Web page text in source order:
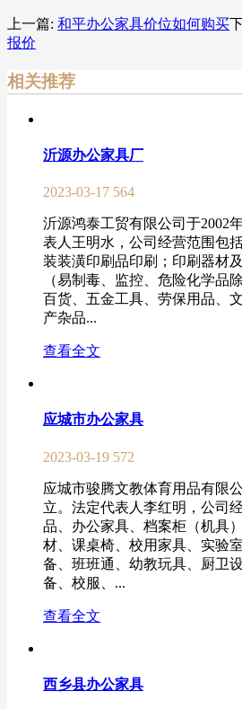
上一篇: 和平办公家具价位如何购买
报价
相关推荐
沂源办公家具厂
2023-03-17 564
沂源鸿泰工贸有限公司于2002
表人王明水，公司经营范围包
装装潢印刷品印刷；印刷器材
（易制毒、监控、危险化学品
百货、五金工具、劳保用品、
产杂品...
查看全文
应城市办公家具
2023-03-19 572
应城市骏腾文教体育用品有限
立。法定代表人李红明，公司
品、办公家具、档案柜（机具
材、课桌椅、校用家具、实验
备、班班通、幼教玩具、厨卫
备、校服、...
查看全文
西乡县办公家具